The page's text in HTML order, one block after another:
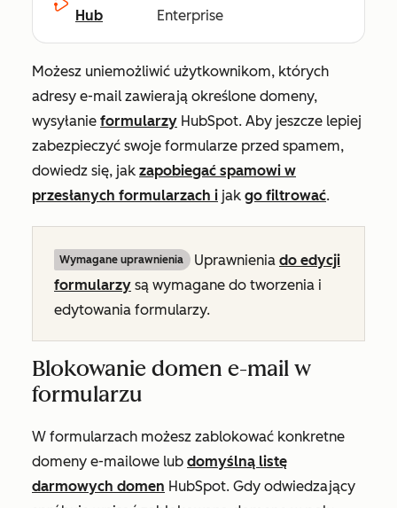
Hub
Enterprise
Możesz uniemożliwić użytkownikom, których
adresy e-mail zawierają określone domeny,
wysyłanie formularzy HubSpot. Aby jeszcze lepiej
zabezpieczyć swoje formularze przed spamem,
dowiedz się, jak zapobiegać spamowi w
przesłanych formularzach i jak go filtrować.
Wymagane uprawnienia Uprawnienia do edycji
formularzy są wymagane do tworzenia i
edytowania formularzy.
Blokowanie domen e-mail w
formularzu
W formularzach możesz zablokować konkretne
domeny e-mailowe lub domyślną listę
darmowych domen HubSpot. Gdy odwiedzający